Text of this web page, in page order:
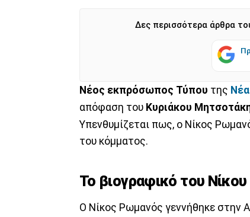
Δες περισσότερα άρθρα
Νέος εκπρόσωπος Τύπου της
απόφαση του Κυριάκου
Υπενθυμίζεται πως, ο Νίκος
του κόμματος.
Το βιογραφικό του
Ο Νίκος Ρωμανός γεννήθηκε στην